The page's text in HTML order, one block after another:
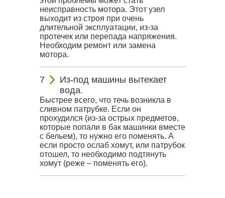
неисправность мотора. Этот узел
выходит из строя при очень
длительной эксплуатации, из-за
протечек или перепада напряжения.
Необходим ремонт или замена
мотора.
Из-под машины вытекает
вода.
Быстрее всего, что течь возникла в
сливном патрубке. Если он
прохудился (из-за острых предметов,
которые попали в бак машинки вместе
с бельем), то нужно его поменять. А
если просто ослаб хомут, или патрубок
отошел, то необходимо подтянуть
хомут (реже – поменять его).